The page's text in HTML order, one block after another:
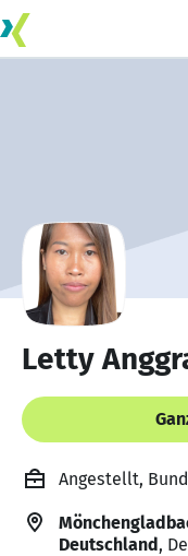
Letty
Angestellt,
Deutschland,